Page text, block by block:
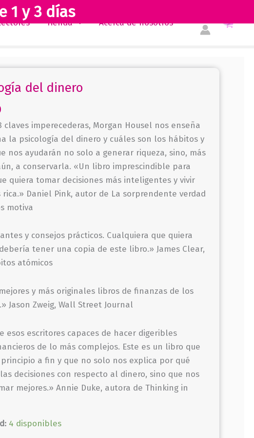
1 y 3 días
Tienda
Acerca de nosotros
del dinero
claves imperecederas, Morgan Housel nos enseña
la psicología del dinero y cuáles son los hábitos y
nos ayudarán no solo a generar riqueza, sino, más
a conservarla. «Un libro imprescindible para
quiera tomar decisiones más inteligentes y vivir
rica.» Daniel Pink, autor de La sorprendente verdad
motiva
y consejos prácticos. Cualquiera que quiera
tener una copia de este libro.» James Clear,
atómicos
y más originales libros de finanzas de los
Jason Zweig, Wall Street Journal
esos escritores capaces de hacer digeribles
de lo más complejos. Este es un libro que
principio a fin y que no solo nos explica por qué
decisiones con respecto al dinero, sino que nos
mejores.» Annie Duke, autora de Thinking in
4 disponibles